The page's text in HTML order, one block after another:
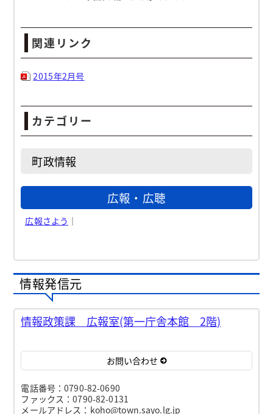
関連リンク
2015年2月号
カテゴリー
町政情報
広報・広聴
広報さよう ｜
情報発信元
情報政策課 広報室(第一庁舎本館 2階)
お問い合わせ
電話番号：0790-82-0690
ファックス：0790-82-0131
メールアドレス：koho@town.sayo.lg.jp